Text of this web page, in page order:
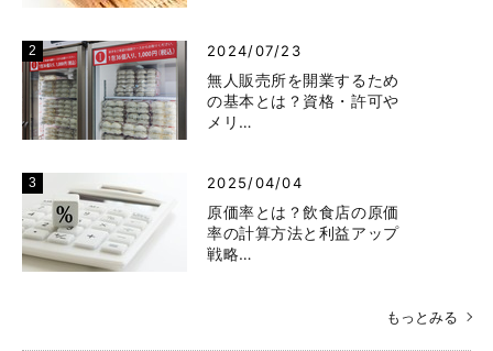
2024/07/23
無人販売所を開業するため
の基本とは？資格・許可や
メリ…
2025/04/04
原価率とは？飲食店の原価
率の計算方法と利益アップ
戦略…
もっとみる